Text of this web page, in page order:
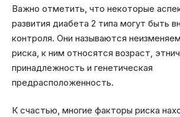
Важно отметить, что некоторые
развития диабета 2 типа могут быть
контроля. Они называются
риска, к ним относятся возраст,
принадлежность и генетическая
предрасположенность.
К счастью, многие факторы риска